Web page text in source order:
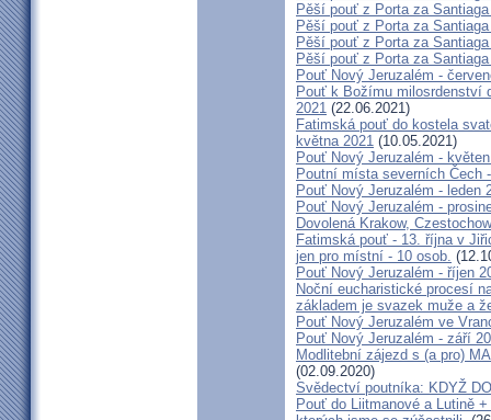
Pěší pouť z Porta za
Pěší pouť z Porta za
Pěší pouť z Porta za
Pěší pouť z Porta za
Pouť Nový Jeruzalém -
Pouť k Božímu milosrdenství
2021 (22.06.2021)
Fatimská pouť do kostela
května 2021 (10.05.2021)
Pouť Nový Jeruzalém -
Poutní místa severních Čech
Pouť Nový Jeruzalém - leden
Pouť Nový Jeruzalém -
Dovolená Krakow,
Fatimská pouť - 13. října v
jen pro místní - 10 osob.
Pouť Nový Jeruzalém - říjen
Noční eucharistické procesí
základem je svazek muže a
Pouť Nový Jeruzalém ve
Pouť Nový Jeruzalém - září
Modlitební zájezd s (a pro)
(02.09.2020)
Svědectví poutníka: KDYŽ
Pouť do Liitmanové a Lutině